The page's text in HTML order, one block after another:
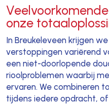
onze
In Breukeleveen krijgen
verstoppingen variërend
een niet-doorlopende
rioolproblemen waarbij
ervaren. We combineren
tijdens iedere opdracht,